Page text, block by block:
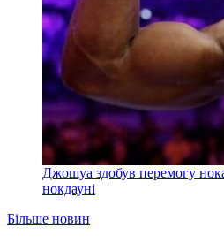
Джошуа здобув перемогу
нокдауні
Більше новин